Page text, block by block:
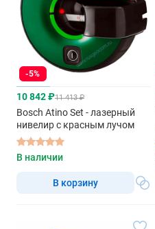
-5%
10 842 ₽11 413 ₽
Bosch Atino Set - лазерный
нивелир с красным лучом
В наличии
В корзину